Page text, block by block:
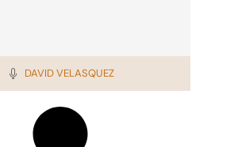
DAVID VELASQUEZ